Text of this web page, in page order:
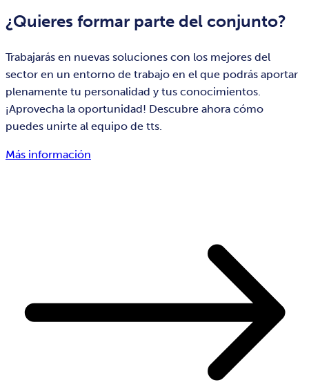
¿Quieres formar parte del conjunto?
Trabajarás en nuevas soluciones con los mejores del
sector en un entorno de trabajo en el que podrás aportar
plenamente tu personalidad y tus conocimientos.
¡Aprovecha la oportunidad! Descubre ahora cómo
puedes unirte al equipo de tts.
Más información